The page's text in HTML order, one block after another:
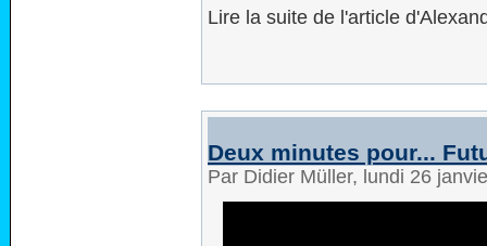
Lire la suite de l'article
Deux minutes pour...
Par Didier Müller, lundi 26